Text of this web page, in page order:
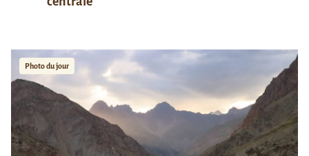
Photo du jour